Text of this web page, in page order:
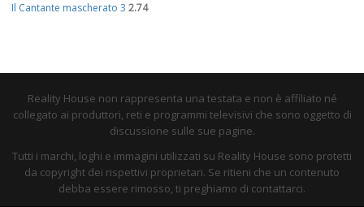
Il Cantante mascherato 3 2.74
Reality House non rappresenta una testata e non è affiliato né
collegato ai produttori, reti e programmi televisivi che sono oggetto di
discussione sulle sue pagine.
Tutti i marchi, loghi e immagini utilizzati su Reality House sono protetti
da copyright dei rispettivi proprietari. Se ritieni che un contenuto
debba essere rimosso, ti preghiamo di contattarci.